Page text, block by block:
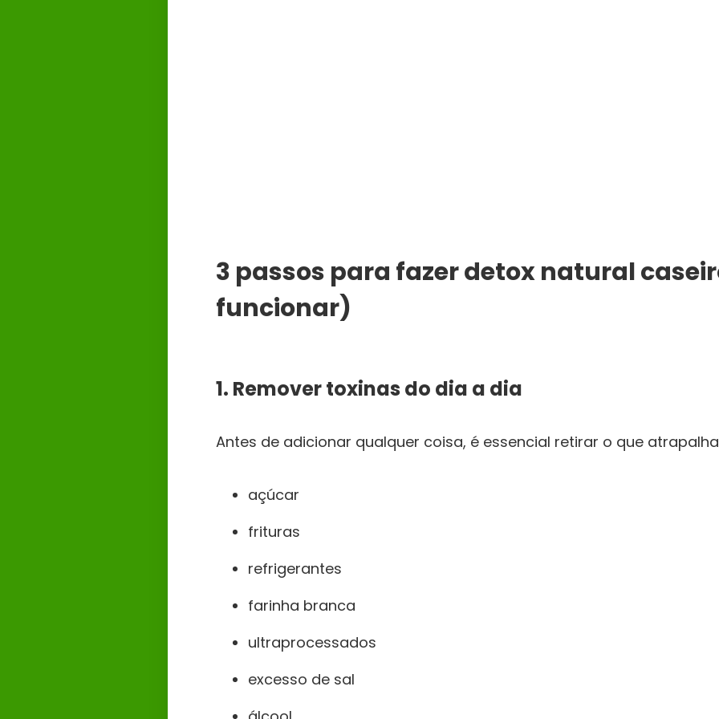
3 passos para fazer detox natural
funcionar)
1. Remover toxinas do dia a dia
Antes de adicionar qualquer coisa, é essencial retirar o que
açúcar
frituras
refrigerantes
farinha branca
ultraprocessados
excesso de sal